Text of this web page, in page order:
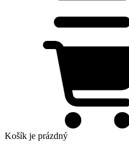
Košík je prázdný